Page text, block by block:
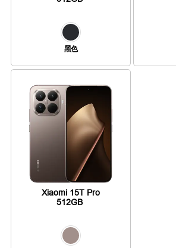
黑色
Xiaomi 15T Pro
512GB